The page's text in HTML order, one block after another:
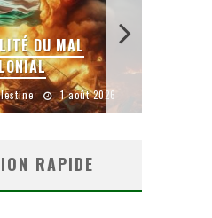
DU MAL
1 août 2026
RAPIDE